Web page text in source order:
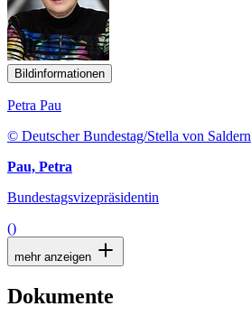
Bildinformationen
Petra Pau
© Deutscher Bundestag/Stella von Saldern
Pau, Petra
Bundestagsvizepräsidentin
()
mehr anzeigen
Dokumente